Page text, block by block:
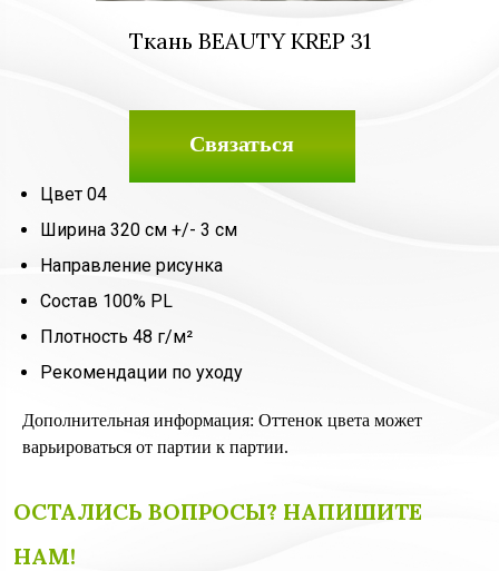
Ткань BEAUTY KREP 31
Связаться
Цвет 04
Ширина 320 см +/- 3 см
Направление рисунка
Состав 100% PL
Плотность 48 г/м²
Рекомендации по уходу
Дополнительная информация: Оттенок цвета может
варьироваться от партии к партии.
ОСТАЛИСЬ ВОПРОСЫ? НАПИШИТЕ
НАМ!